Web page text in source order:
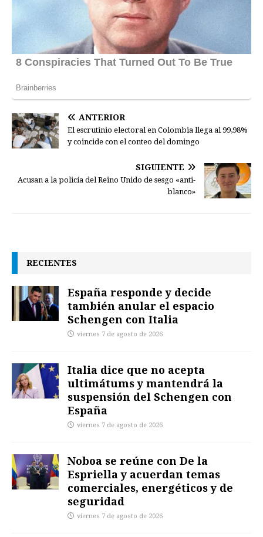
ANTERIOR
El escrutinio electoral en Colombia llega al 99,98%
y coincide con el conteo del domingo
SIGUIENTE
Acusan a la policía del Reino Unido de sesgo «anti-
blanco»
RECIENTES
España responde y decide
también anular el espacio
Schengen con Italia
viernes 7 de agosto de 2026
Italia dice que no acepta
ultimátums y mantendrá la
suspensión del Schengen con
España
viernes 7 de agosto de 2026
Noboa se reúne con De la
Espriella y acuerdan temas
comerciales, energéticos y de
seguridad
viernes 7 de agosto de 2026